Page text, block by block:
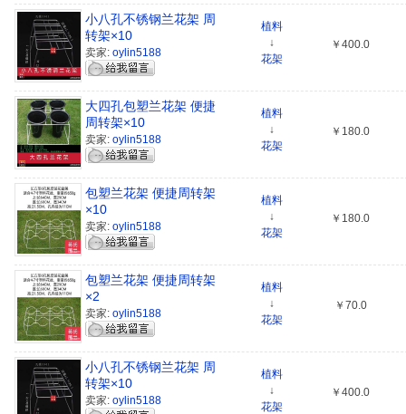
小八孔不锈钢兰花架 周
转架×10
卖家: oylin5188
植料
↓
花架
￥400.0
大四孔包塑兰花架 便捷
周转架×10
卖家: oylin5188
植料
↓
花架
￥180.0
包塑兰花架 便捷周转架
×10
卖家: oylin5188
植料
↓
花架
￥180.0
包塑兰花架 便捷周转架
×2
卖家: oylin5188
植料
↓
花架
￥70.0
小八孔不锈钢兰花架 周
转架×10
卖家: oylin5188
植料
↓
花架
￥400.0